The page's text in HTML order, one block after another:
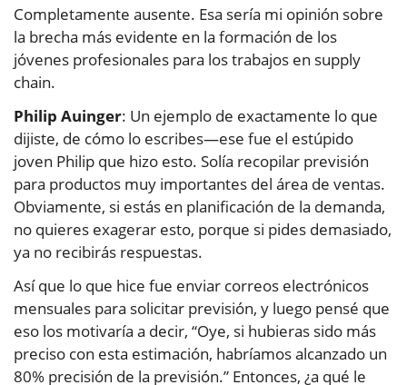
Completamente ausente. Esa sería mi opinión sobre
la brecha más evidente en la formación de los
jóvenes profesionales para los trabajos en supply
chain.
Philip Auinger: Un ejemplo de exactamente lo que
dijiste, de cómo lo escribes—ese fue el estúpido
joven Philip que hizo esto. Solía recopilar previsión
para productos muy importantes del área de ventas.
Obviamente, si estás en planificación de la demanda,
no quieres exagerar esto, porque si pides demasiado,
ya no recibirás respuestas.
Así que lo que hice fue enviar correos electrónicos
mensuales para solicitar previsión, y luego pensé que
eso los motivaría a decir, “Oye, si hubieras sido más
preciso con esta estimación, habríamos alcanzado un
80% precisión de la previsión.” Entonces, ¿a qué le